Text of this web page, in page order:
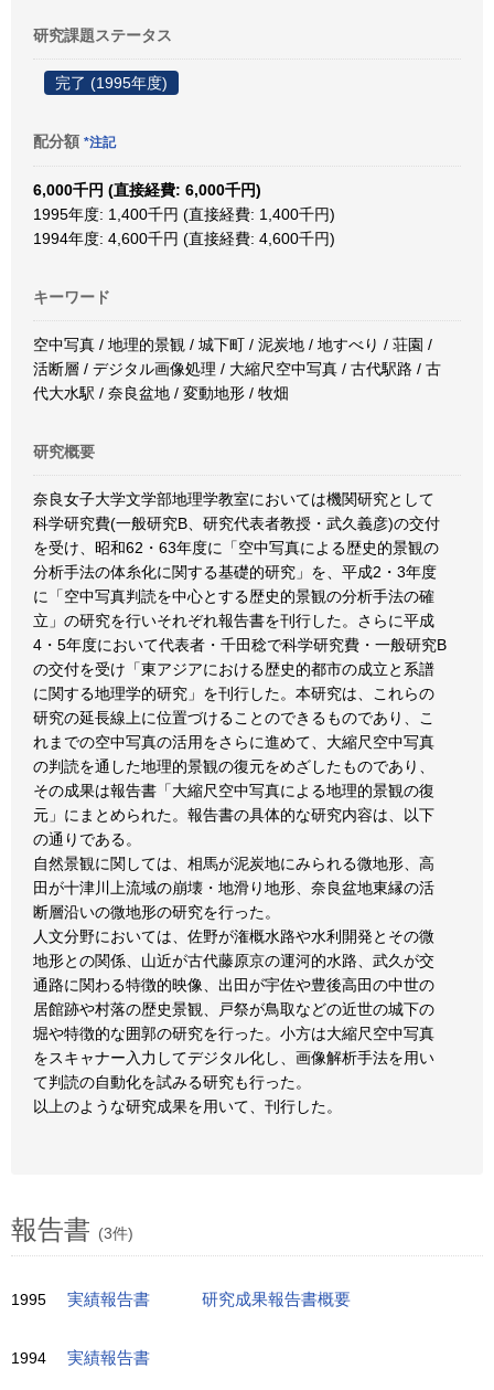
研究課題ステータス
完了 (1995年度)
配分額 *注記
6,000千円 (直接経費: 6,000千円)
1995年度: 1,400千円 (直接経費: 1,400千円)
1994年度: 4,600千円 (直接経費: 4,600千円)
キーワード
空中写真 / 地理的景観 / 城下町 / 泥炭地 / 地すべり / 荘園 /
活断層 / デジタル画像処理 / 大縮尺空中写真 / 古代駅路 / 古
代大水駅 / 奈良盆地 / 変動地形 / 牧畑
研究概要
奈良女子大学文学部地理学教室においては機関研究として
科学研究費(一般研究B、研究代表者教授・武久義彦)の交付
を受け、昭和62・63年度に「空中写真による歴史的景観の
分析手法の体糸化に関する基礎的研究」を、平成2・3年度
に「空中写真判読を中心とする歴史的景観の分析手法の確
立」の研究を行いそれぞれ報告書を刊行した。さらに平成
4・5年度において代表者・千田稔で科学研究費・一般研究B
の交付を受け「東アジアにおける歴史的都市の成立と系譜
に関する地理学的研究」を刊行した。本研究は、これらの
研究の延長線上に位置づけることのできるものであり、こ
れまでの空中写真の活用をさらに進めて、大縮尺空中写真
の判読を通した地理的景観の復元をめざしたものであり、
その成果は報告書「大縮尺空中写真による地理的景観の復
元」にまとめられた。報告書の具体的な研究内容は、以下
の通りである。
自然景観に関しては、相馬が泥炭地にみられる微地形、高
田が十津川上流域の崩壊・地滑り地形、奈良盆地東縁の活
断層沿いの微地形の研究を行った。
人文分野においては、佐野が潅概水路や水利開発とその微
地形との関係、山近が古代藤原京の運河的水路、武久が交
通路に関わる特徴的映像、出田が宇佐や豊後高田の中世の
居館跡や村落の歴史景観、戸祭が鳥取などの近世の城下の
堀や特徴的な囲郭の研究を行った。小方は大縮尺空中写真
をスキャナー入力してデジタル化し、画像解析手法を用い
て判読の自動化を試みる研究も行った。
以上のような研究成果を用いて、刊行した。
報告書 (3件)
1995 実績報告書 研究成果報告書概要
1994 実績報告書